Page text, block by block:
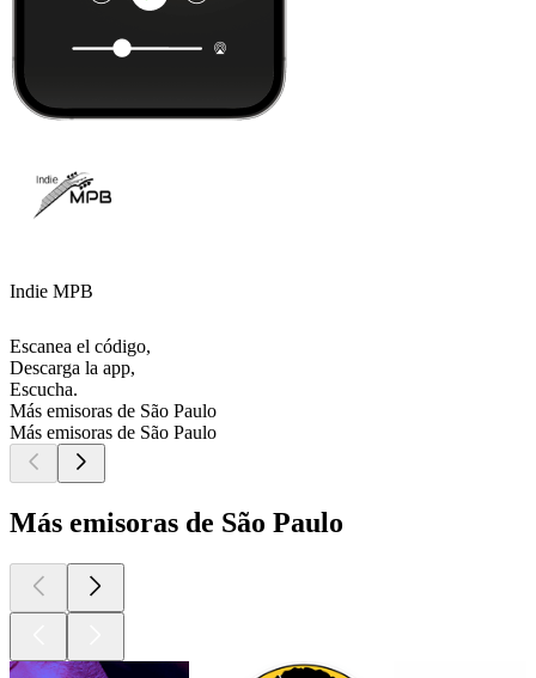
Indie MPB
Escanea el código,
Descarga la app,
Escucha.
Más emisoras de São Paulo
Más emisoras de São Paulo
Más emisoras de São Paulo